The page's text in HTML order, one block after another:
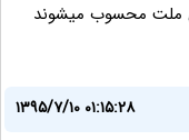
ملت محسوب میشوند
۱۳۹۵/۷/۱۰ ۰۱:۱۵:۲۸